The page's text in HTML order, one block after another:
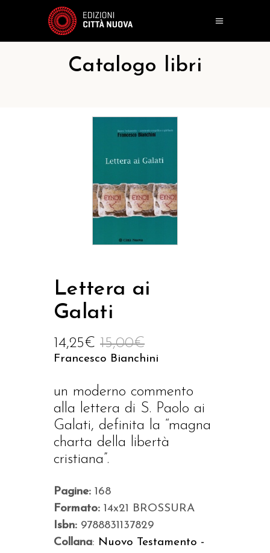
Catalogo libri
Lettera ai
Galati
15,00€
14,25€
Francesco Bianchini
un moderno commento
alla lettera di S. Paolo ai
Galati, definita la “magna
charta della libertà
cristiana”.
Pagine: 168
Formato: 14x21 BROSSURA
Isbn: 9788831137829
Collana: Nuovo Testamento -